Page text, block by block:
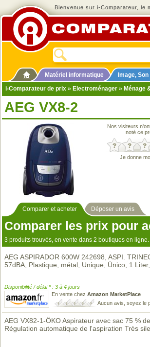
Bienvenue sur i-Comparateur, le
Matériel informatique Image,
i-Comparateur de prix » Electroménager » Ménage
AEG VX8-2
Nos visiteurs
noté ce
Je donne
Comparer et acheter Déposer un avis
Comparer les prix pour
3 produits trouvés, en vente dans 2 boutiques en ligne.
AEG ASPIRADOR 600W 242698, ASPI.
57dBA, Plastique, métal, Unique, Único, 1
Disponibilité / délai * : 3 à 4 jours
En vente chez Amazon MarketPlace
Aucun avis, soyez le
AEG VX82-1-ÖKO Aspirateur avec sac 75 %
Régulation automatique de l'aspiration Très